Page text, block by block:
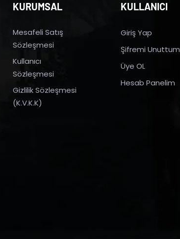
KURUMSAL
Mesafeli Satış
Sözleşmesi
Kullanıcı
Sözleşmesi
Gizlilik Sözleşmesi
(K.V.K.K)
KULLANICI
Giriş Yap
Şifremi Unuttum
Üye OL
Hesab Panelim